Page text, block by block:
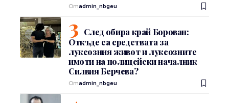
Отadmin_nbgeu
След обира край Борован:
Откъде са средствата за
луксозния живот и луксозните
имоти на полицейски началник
Силвия Берчева?
Отadmin_nbgeu